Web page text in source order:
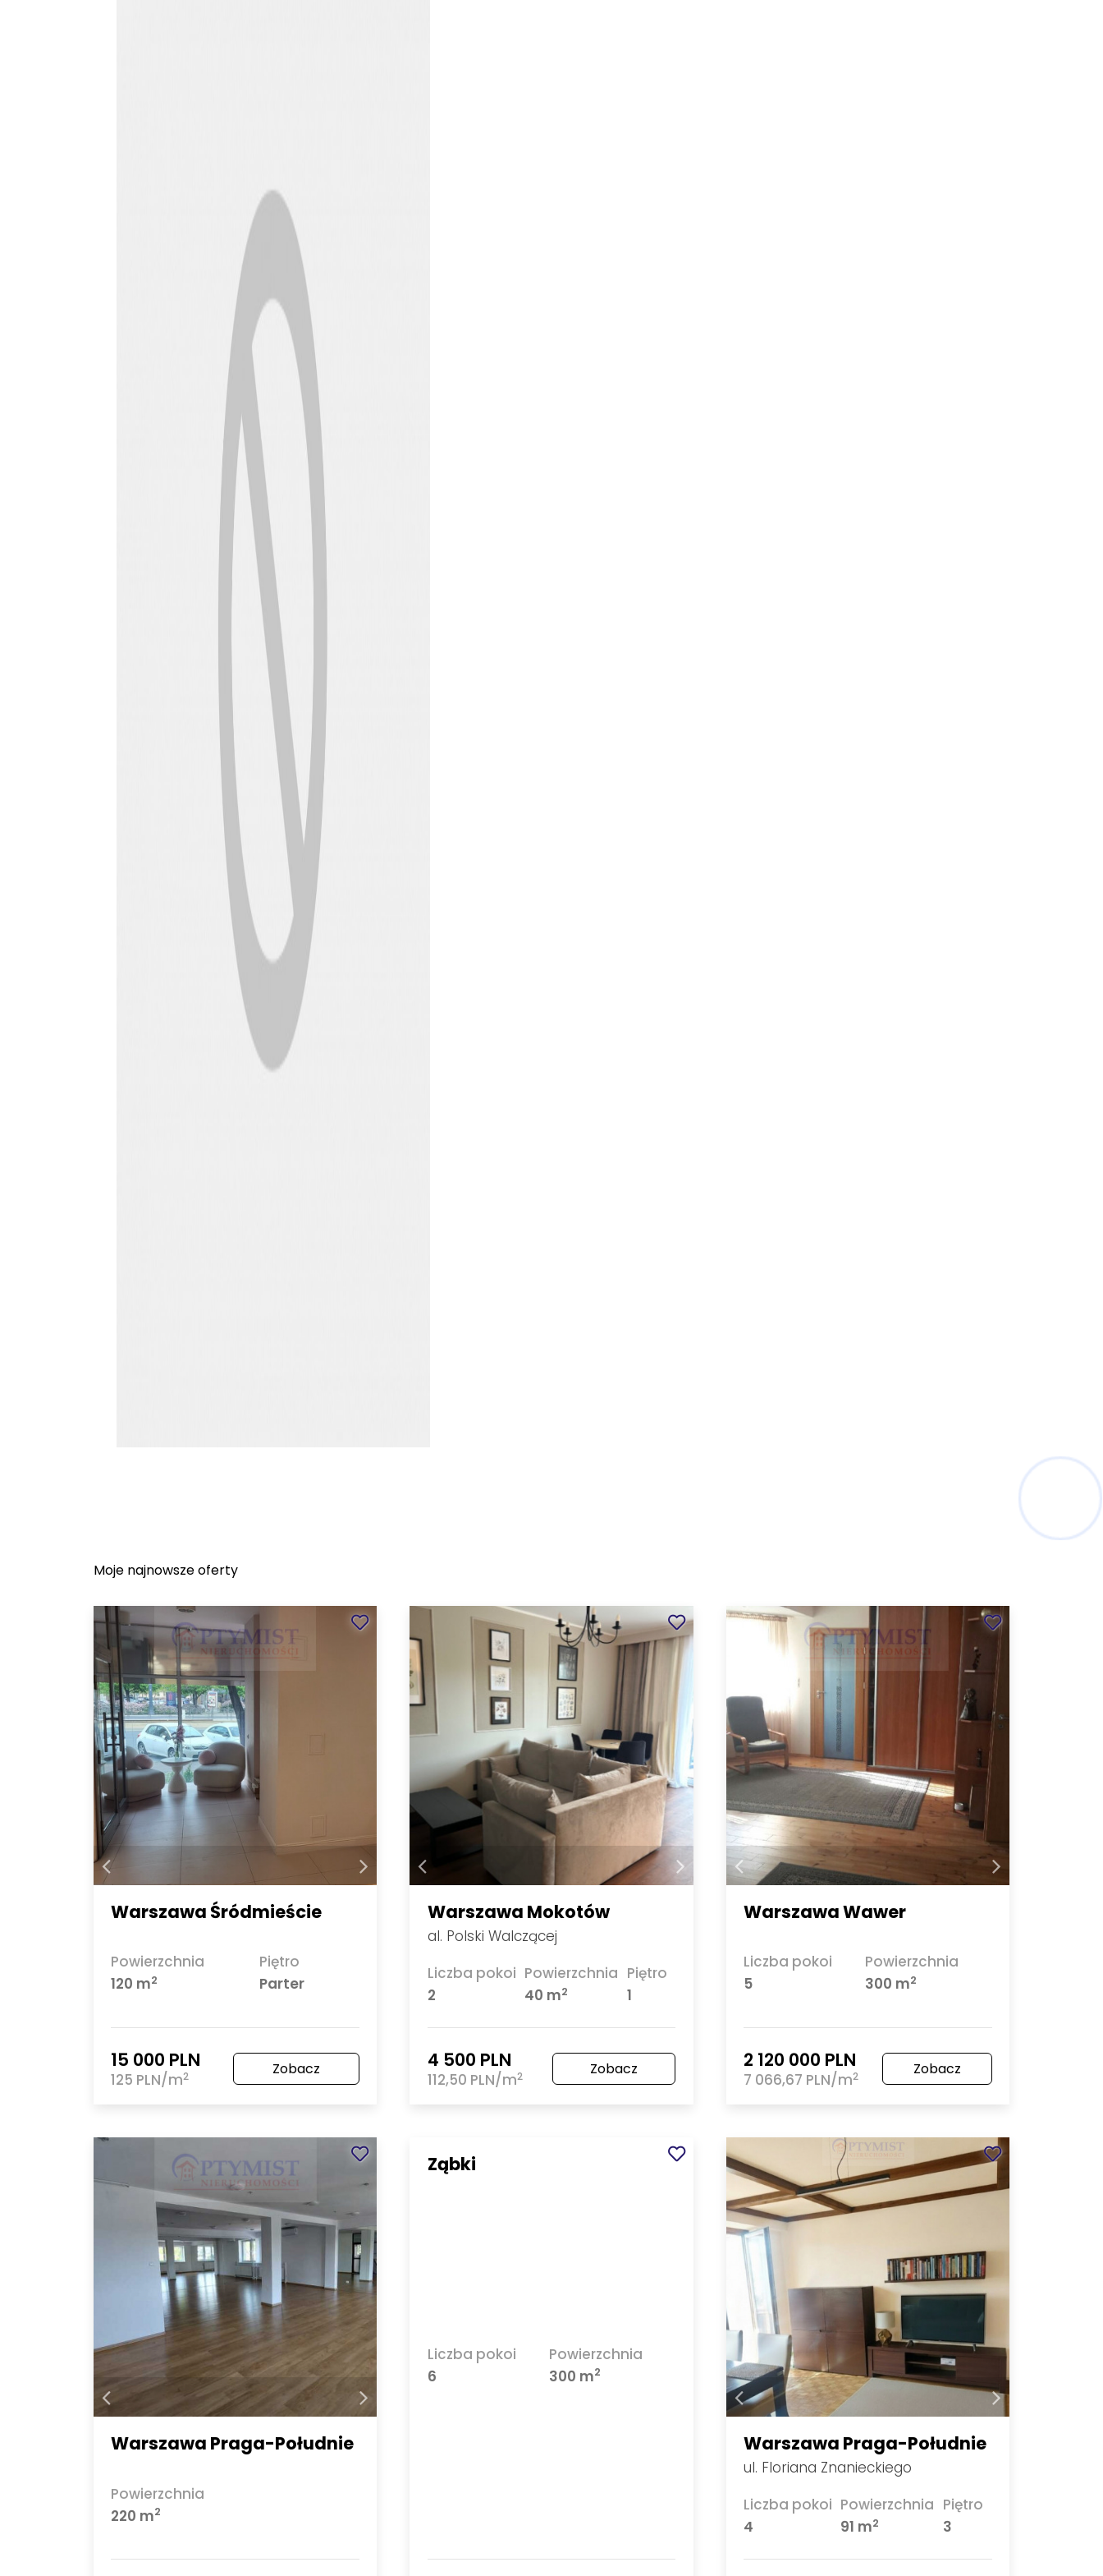
Moje najnowsze oferty
Warszawa Śródmieście
Powierzchnia
120 m2
Piętro
Parter
15 000 PLN
125 PLN/m2 Zobacz
Warszawa Mokotów
al. Polski Walczącej
Liczba pokoi
2
Powierzchnia
40 m2
Piętro
1
4 500 PLN
112,50 PLN/m2 Zobacz
Warszawa Wawer
Liczba pokoi
5
Powierzchnia
300 m2
2 120 000 PLN
7 066,67 PLN/m2 Zobacz
Warszawa Praga-Południe
Powierzchnia
220 m2
Ząbki
Liczba pokoi
6
Powierzchnia
300 m2
Warszawa Praga-Południe
ul. Floriana Znanieckiego
Liczba pokoi
4
Powierzchnia
91 m2
Piętro
3